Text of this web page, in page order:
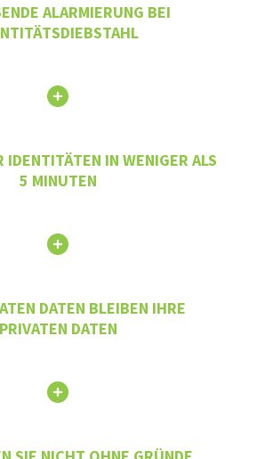
ALARMIERUNG BEI
IDENTITÄTEN IN WENIGER ALS
5 MINUTEN
DATEN BLEIBEN IHRE
PRIVATEN DATEN